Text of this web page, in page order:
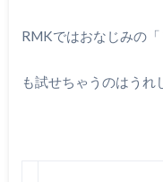
RMKではおなじみの「
も試せちゃうのはうれ